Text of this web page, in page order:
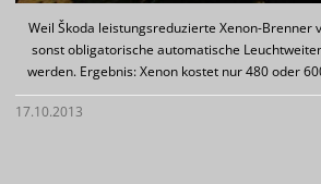
Weil Škoda leistungsreduzierte Xenon-Brenner
sonst obligatorische automatische
werden. Ergebnis: Xenon kostet nur 480 oder
17.10.2013